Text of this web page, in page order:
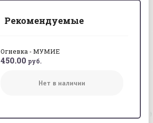
Рекомендуемые
Огневка - МУМИЕ
450.00 руб.
Нет в наличии